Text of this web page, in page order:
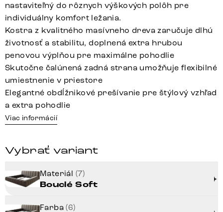
nastaviteľný do rôznych výškových polôh pre
individuálny komfort ležania.
Kostra z kvalitného masívneho dreva zaručuje dlhú
životnosť a stabilitu, doplnená extra hrubou
penovou výplňou pre maximálne pohodlie
Skutočne čalúnená zadná strana umožňuje flexibilné
umiestnenie v priestore
Elegantné obdĺžnikové prešívanie pre štýlový vzhľad
a extra pohodlie
Viac informácií
Vybrať variant
Materiál (7)
Bouclé Soft
Farba(6)